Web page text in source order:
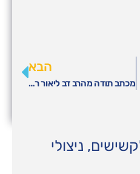
הבא
מכתב תודה מהרב דב ליאור רב והעיר ומראש המועצה הדתית דיין יוסף
ניצולי